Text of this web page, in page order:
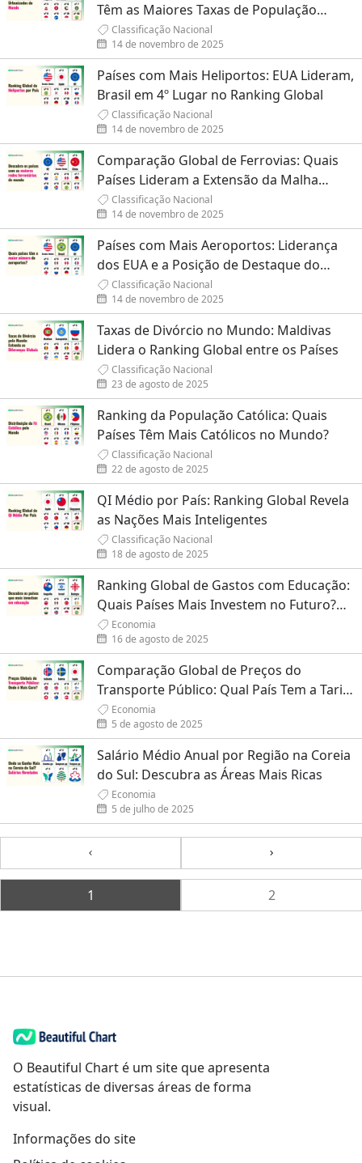
Têm as Maiores Taxas de População
Urbana?
Classificação Nacional
14 de novembro de 2025
Países com Mais Heliportos: EUA Lideram,
Brasil em 4º Lugar no Ranking Global
Classificação Nacional
14 de novembro de 2025
Comparação Global de Ferrovias: Quais
Países Lideram a Extensão da Malha
Ferroviária?
Classificação Nacional
14 de novembro de 2025
Países com Mais Aeroportos: Liderança
dos EUA e a Posição de Destaque do
Brasil
Classificação Nacional
14 de novembro de 2025
Taxas de Divórcio no Mundo: Maldivas
Lidera o Ranking Global entre os Países
Classificação Nacional
23 de agosto de 2025
Ranking da População Católica: Quais
Países Têm Mais Católicos no Mundo?
Classificação Nacional
22 de agosto de 2025
QI Médio por País: Ranking Global Revela
as Nações Mais Inteligentes
Classificação Nacional
18 de agosto de 2025
Ranking Global de Gastos com Educação:
Quais Países Mais Investem no Futuro?
(Baseado em PPC)
Economia
16 de agosto de 2025
Comparação Global de Preços do
Transporte Público: Qual País Tem a Tarifa
Mais Cara?
Economia
5 de agosto de 2025
Salário Médio Anual por Região na Coreia
do Sul: Descubra as Áreas Mais Ricas
Economia
5 de julho de 2025
Previous
Next
1
2
O Beautiful Chart é um site que apresenta
estatísticas de diversas áreas de forma
visual.
Informações do site